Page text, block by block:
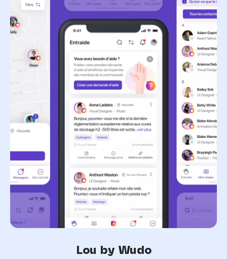
Lou by Wudo